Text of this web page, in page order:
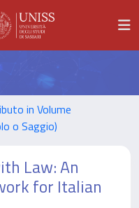
in Volume
o Saggio)
Law: An
for Italian